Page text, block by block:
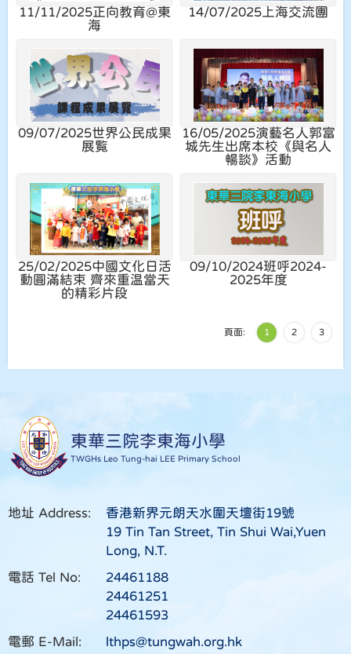
11/11/2025正向教育@東
海
14/07/2025 上海交流團
09/07/2025世界公民成果
展覧
16/05/2025演藝名人郭富
城先生出席本校《與名人
暢談》活動
25/02/2025中國文化日活
動圓滿結束 齊來重温當天
的精彩片段
09/10/2024班呼2024-
2025年度
頁面: 1 2 3
東華三院李東海小學
TWGHs Leo Tung-hai LEE Primary School
地址 Address:
香港新界元朗天水圍天壇街19號
19 Tin Tan Street, Tin Shui Wai,Yuen
Long, N.T.
電話 Tel No:
24461188
24461251
24461593
電郵 E-Mail:
lthps@tungwah.org.hk